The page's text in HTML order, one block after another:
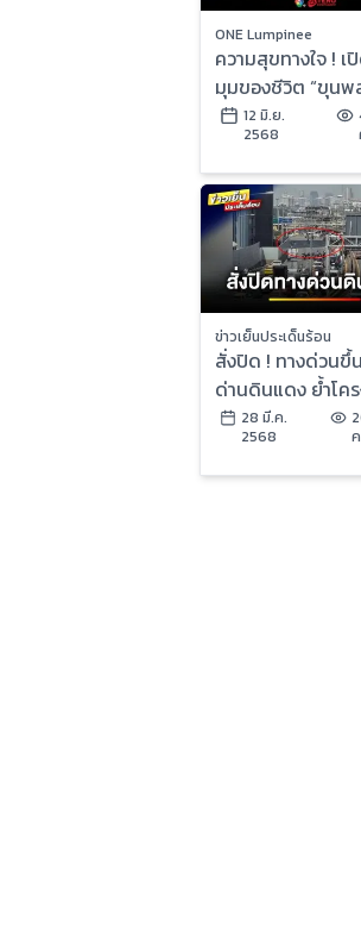
ONE Lumpinee
ความสุขทางใจ ! เ
มุมของชีวิต “ขุนพ
กับบทบาทหัวหน้า
ส.เสกสรร
12 มิ.ย.
2568
ข่าวเย็นประเด็นร้อน
สั่งปิด ! ทางด่วนขึ้
ด่านดินแดง ย้ำโค
ไม่ได้รับผลกระทบ
เย็นประเด็นร้อน
28 มี.ค.
2568